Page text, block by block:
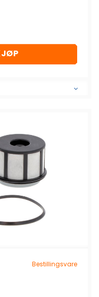
3 antall
Bestillingsvare